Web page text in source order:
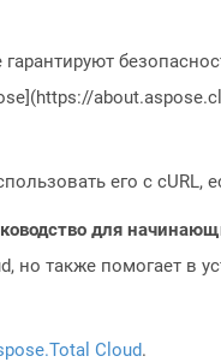
его с cURL,
для
но также помогает в
Cloud.